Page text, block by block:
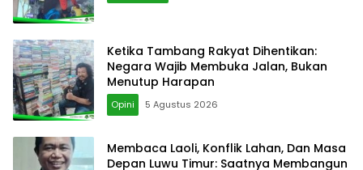
Ketika Tambang Rakyat Dihentikan:
Negara Wajib Membuka Jalan, Bukan
Menutup Harapan
Opini 5 Agustus 2026
Membaca Laoli, Konflik Lahan, Dan Masa
Depan Luwu Timur: Saatnya Membangun